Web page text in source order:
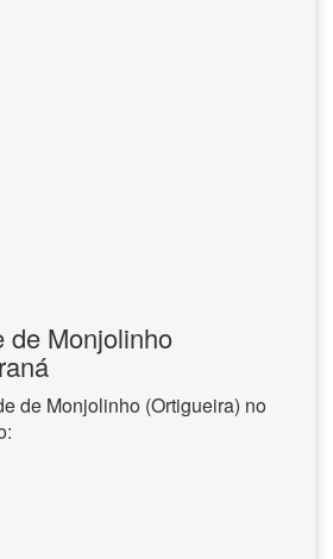
de Monjolinho
de Monjolinho (Ortigueira) no